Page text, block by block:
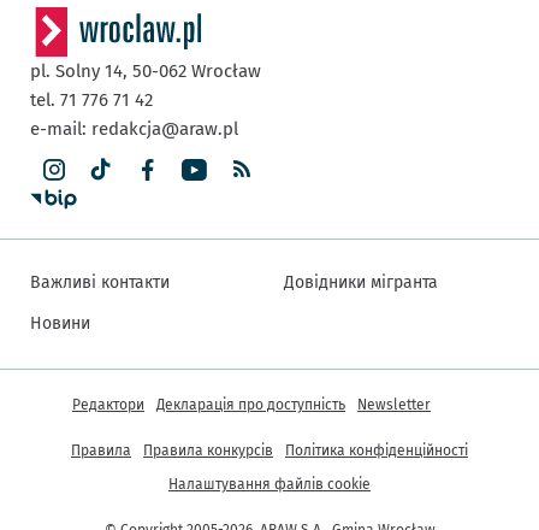
pl. Solny 14, 50-062 Wrocław
tel. 71 776 71 42
e-mail: redakcja@araw.pl
Важливі контакти
Новини
Довідники мігранта
Інша інформація
Редактори Декларація про доступність Newsletter
Правила Правила конкурсів
Політика конфіденційності
Налаштування файлів cookie